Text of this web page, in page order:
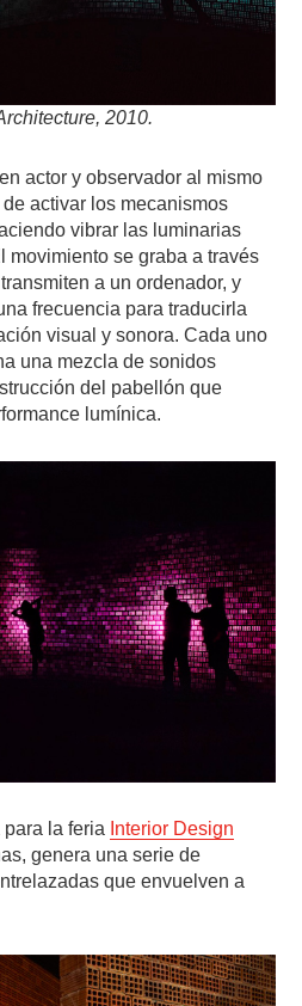
2010.
actor y observador al mismo
activar los mecanismos
vibrar las luminarias
movimiento se graba a través
a un ordenador, y
frecuencia para traducirla
visual y sonora. Cada uno
una mezcla de sonidos
del pabellón que
lumínica.
la feria Interior Design
genera una serie de
que envuelven a